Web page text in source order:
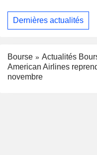
Dernières actualités
Bourse
Actualités
American Airlines
novembre